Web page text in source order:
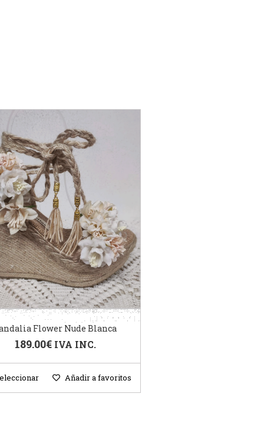
Flower Nude Blanca
189.00€ IVA INC.
Añadir a favoritos